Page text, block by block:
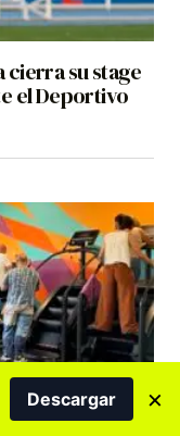
cierra su stage
el Deportivo
reabre
Descargar ×